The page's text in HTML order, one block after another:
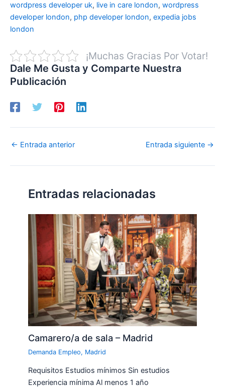
wordpress developer uk, live in care london, wordpress
developer london, php developer london, expedia jobs
london
¡Muchas Gracias Por Votar!
Dale Me Gusta y Comparte Nuestra
Publicación
← Entrada anterior Entrada siguiente →
Entradas relacionadas
Camarero/a de sala – Madrid
Demanda Empleo, Madrid
Requisitos Estudios mínimos Sin estudios
Experiencia mínima Al menos 1 año